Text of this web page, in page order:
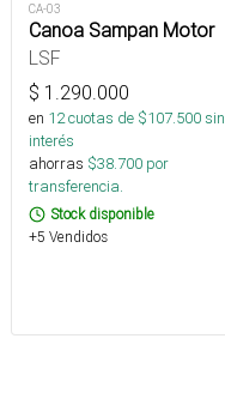
CA-03
Canoa Sampan Motor
LSF
$ 1.290.000
en 12cuotas de $107.500sin
interés
ahorras $38.700 por
transferencia.
Stock disponible
+5 Vendidos